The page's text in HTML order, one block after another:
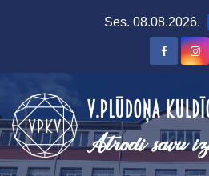
Ses. 08.08.2026.